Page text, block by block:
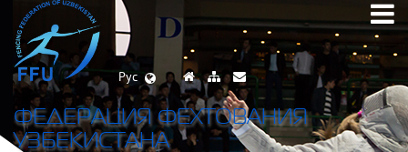
Рус
ФЕДЕРАЦИЯ ФЕХТОВАНИЯ
УЗБЕКИСТАНА